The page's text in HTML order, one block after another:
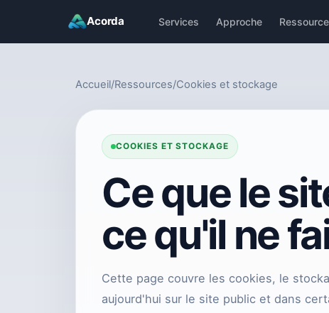
Acorda Services Approche
Accueil/Ressources/Cookies et stockage
COOKIES ET STOCKAGE
Ce que le
ce qu'il ne
Cette page couvre les cookies, le
aujourd'hui sur le site public et dans